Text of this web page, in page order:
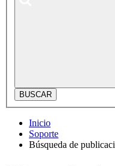
BUSCAR
Inicio
Soporte
Búsqueda de